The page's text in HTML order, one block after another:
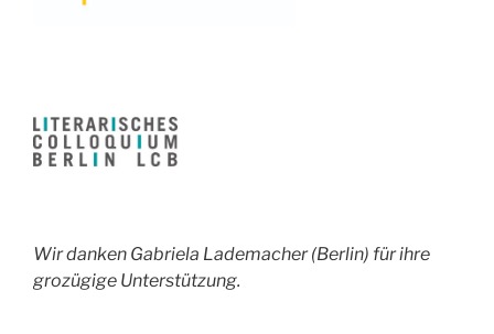
Wir danken Gabriela Lademacher (Berlin) für ihre
grozügige Unterstützung.